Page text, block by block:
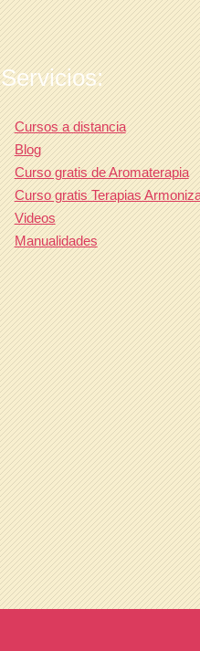
Servicios:
Cursos a distancia
Blog
Curso gratis de Aromaterapia
Curso gratis Terapias
Videos
Manualidades